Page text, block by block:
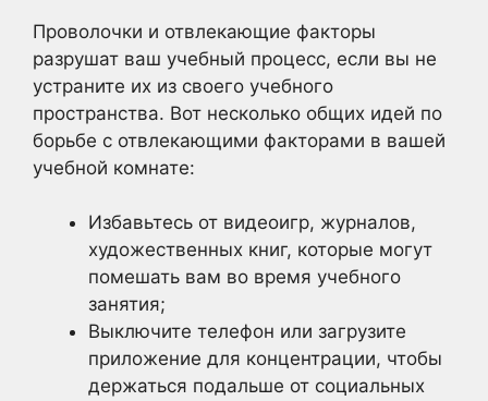
Проволочки и отвлекающие факторы
разрушат ваш учебный процесс, если вы не
устраните их из своего учебного
пространства. Вот несколько общих идей по
борьбе с отвлекающими факторами в вашей
учебной комнате:
Избавьтесь от видеоигр, журналов,
художественных книг, которые могут
помешать вам во время учебного
занятия;
Выключите телефон или загрузите
приложение для концентрации, чтобы
держаться подальше от социальных